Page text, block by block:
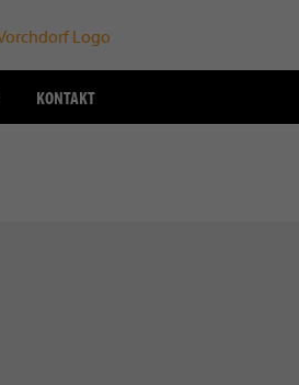
KONTAKT